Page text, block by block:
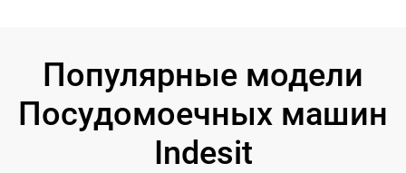
Популярные модели
Посудомоечных машин
Indesit